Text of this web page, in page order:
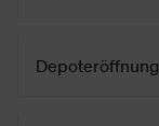
Depoteröffnung